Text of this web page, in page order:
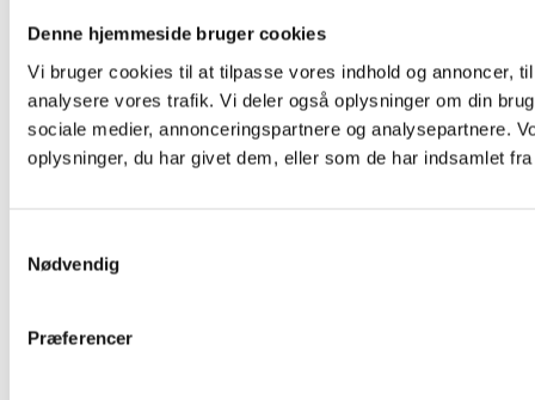
Denne hjemmeside bruger cookies
Vi bruger cookies til at tilpasse vores indhold og annoncer,
analysere vores trafik. Vi deler også oplysninger om din
sociale medier, annonceringspartnere og analysepartnere.
oplysninger, du har givet dem, eller som de har indsamlet
Nødvendig
Præferencer
Golf
Lithium Produkter
Onshore Og Offshore
Rengøringsmaskiner
Robotskraber
Sol og Vind
Vognskubber
Afgangskabel, batteri- Og Ladestik
Batteri overvågning
Ladere (El-truck)